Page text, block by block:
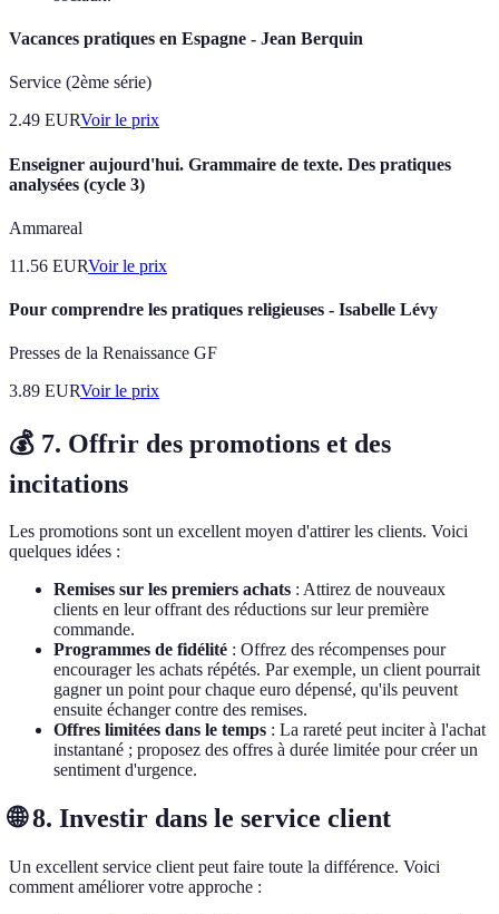
Vacances pratiques en Espagne - Jean Berquin
Service (2ème série)
2.49 EURVoir le prix
Enseigner aujourd'hui. Grammaire de texte. Des pratiques
analysées (cycle 3)
Ammareal
11.56 EURVoir le prix
Pour comprendre les pratiques religieuses - Isabelle Lévy
Presses de la Renaissance GF
3.89 EURVoir le prix
💰 7. Offrir des promotions et des
incitations
Les promotions sont un excellent moyen d'attirer les clients. Voici
quelques idées :
Remises sur les premiers achats : Attirez de nouveaux
clients en leur offrant des réductions sur leur première
commande.
Programmes de fidélité : Offrez des récompenses pour
encourager les achats répétés. Par exemple, un client pourrait
gagner un point pour chaque euro dépensé, qu'ils peuvent
ensuite échanger contre des remises.
Offres limitées dans le temps : La rareté peut inciter à l'achat
instantané ; proposez des offres à durée limitée pour créer un
sentiment d'urgence.
🌐 8. Investir dans le service client
Un excellent service client peut faire toute la différence. Voici
comment améliorer votre approche :